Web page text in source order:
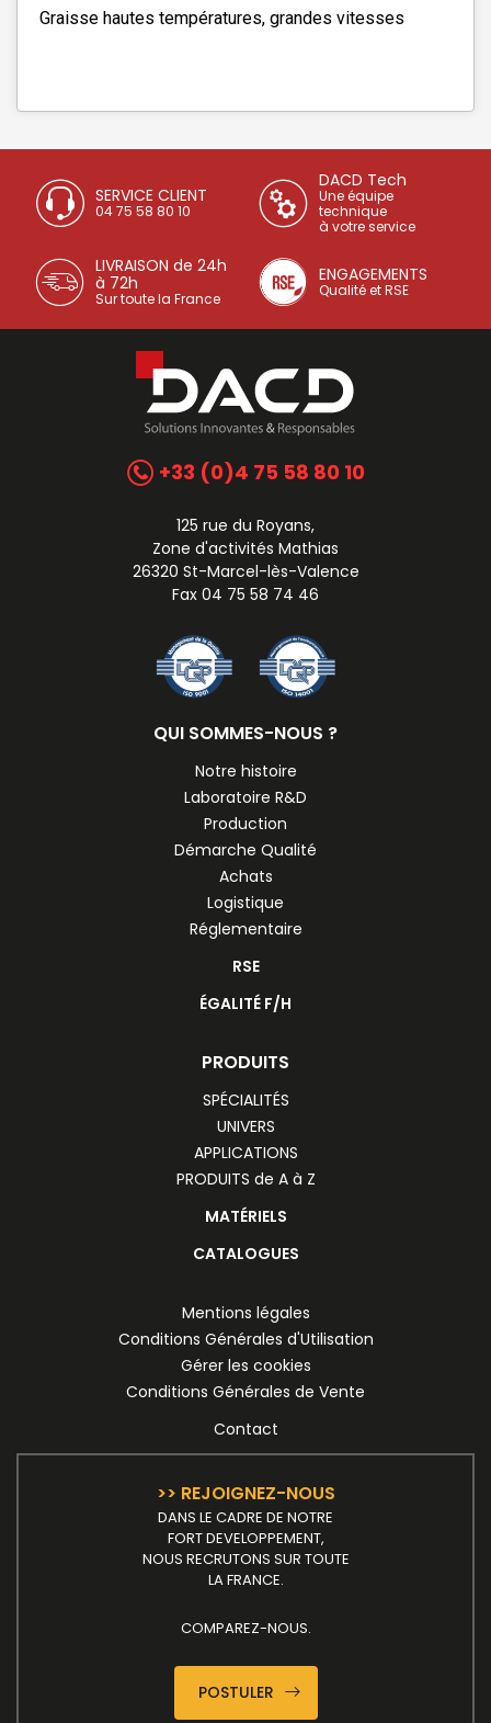
Graisse hautes températures, grandes vitesses
SERVICE CLIENT
04 75 58 80 10
DACD Tech
Une équipe
technique
à votre service
LIVRAISON de 24h
à 72h
Sur toute la France
ENGAGEMENTS
Qualité et RSE
+33 (0)4 75 58 80 10
125 rue du Royans,
Zone d'activités Mathias
26320 St-Marcel-lès-Valence
Fax 04 75 58 74 46
QUI SOMMES-NOUS ?
Notre histoire
Laboratoire R&D
Production
Démarche Qualité
Achats
Logistique
Réglementaire
RSE
ÉGALITÉ F/H
PRODUITS
SPÉCIALITÉS
UNIVERS
APPLICATIONS
PRODUITS de A à Z
MATÉRIELS
CATALOGUES
Mentions légales
Conditions Générales d'Utilisation
Gérer les cookies
Conditions Générales de Vente
Contact
>> REJOIGNEZ-NOUS
DANS LE CADRE DE NOTRE
FORT DEVELOPPEMENT,
NOUS RECRUTONS SUR TOUTE
LA FRANCE.
COMPAREZ-NOUS.
POSTULER